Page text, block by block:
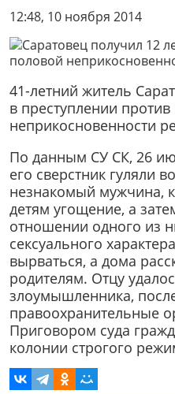
12:48, 10 ноября 2014
41-летний житель
в преступлении
неприкосновенности
По данным СУ СК, 26
его сверстник гуляли
незнакомый мужчина,
детям угощение, а
отношении одного из
сексуального
вырваться, а дома
родителям. Отцу
злоумышленника,
правоохранительные
Приговором суда
колонии строгого